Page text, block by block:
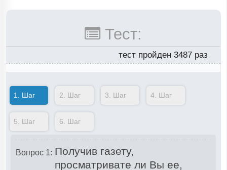
Тест:
тест пройден 3487 раз
1. Шаг 2. Шаг 3. Шаг 4. Шаг
5. Шаг 6. Шаг
Вопрос 1: Получив газету,
просматривате ли Вы ее,